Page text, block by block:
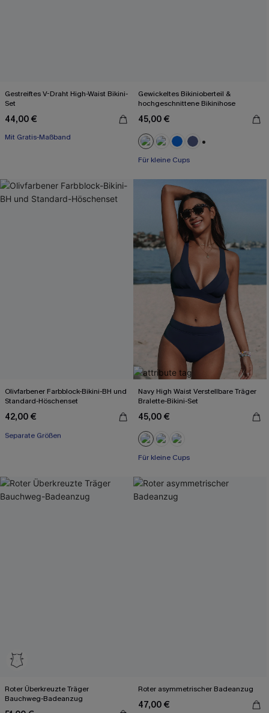
Gestreiftes V-Draht High-Waist Bikini-
Set
44,00 €
Mit Gratis-Maßband
Gewickeltes Bikinioberteil &
hochgeschnittene Bikinihose
45,00 €
Für kleine Cups
Olivfarbener Farbblock-Bikini-BH und
Standard-Höschenset
42,00 €
Mit Gratis-Maßband
Separate Größen
Navy High Waist Verstellbare Träger
Bralette-Bikini-Set
45,00 €
Für kleine Cups
Roter Überkreuzte Träger
Bauchweg-Badeanzug
Roter asymmetrischer Badeanzug
47,00 €